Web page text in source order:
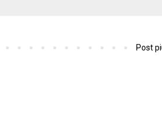
Post